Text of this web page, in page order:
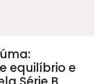
equilíbrio e